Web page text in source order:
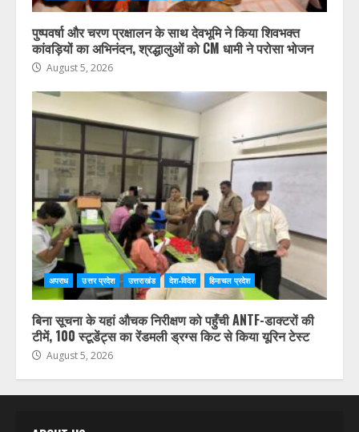
पुष्पवर्षा और चरण प्रक्षालन के साथ देवभूमि ने किया शिवभक्त
कांवड़ियों का अभिनंदन, श्रद्धालुओं को CM धामी ने परोसा भोजन
August 5, 2026
अपराध उत्तर प्रदेश उत्तराखंड देश-विदेश हिमाचल प्रदेश
बिना सूचना के यहां औचक निरीक्षण को पहुँची ANTF-डाक्टरों की
टीमें, 100 स्टूडेंट्स का रेंडमली ड्रग्स किट से किया यूरिन टेस्ट
August 5, 2026